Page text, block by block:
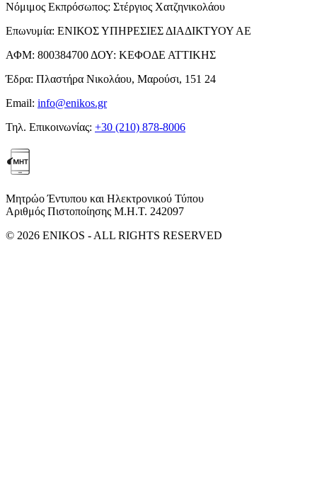
Νόμιμος Εκπρόσωπος: Στέργιος Χατζηνικολάου
Επωνυμία: ΕΝΙΚΟΣ ΥΠΗΡΕΣΙΕΣ ΔΙΑΔΙΚΤΥΟΥ ΑΕ
ΑΦΜ: 800384700 ΔΟΥ: ΚΕΦΟΔΕ ΑΤΤΙΚΗΣ
Έδρα: Πλαστήρα Νικολάου, Μαρούσι, 151 24
Email: info@enikos.gr
Τηλ. Επικοινωνίας: +30 (210) 878-8006
Μητρώο Έντυπου και Ηλεκτρονικού Τύπου
Αριθμός Πιστοποίησης Μ.Η.Τ. 242097
© 2026 ENIKOS - ALL RIGHTS RESERVED